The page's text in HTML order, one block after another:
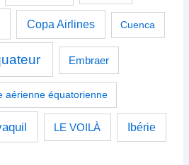
Copa Airlines Cuenca
Embraer
aérienne équatorienne
LE VOILÀ Ibérie